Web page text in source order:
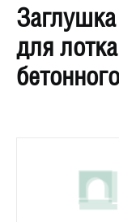
Заглушка
для